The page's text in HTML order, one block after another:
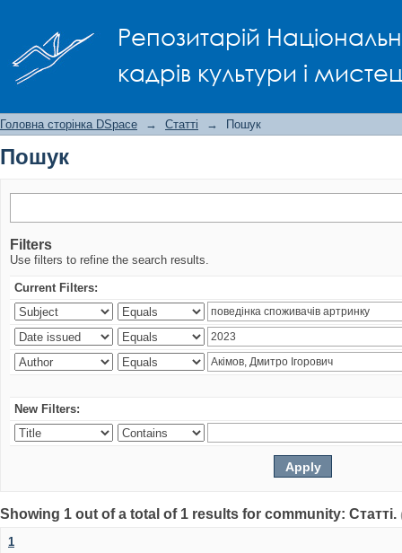
Репозитарій
кадрів культури і
Головна сторінка DSpace → Статті → Пошук
Пошук
Filters
Use filters to refine the search results.
Current Filters:
New Filters:
Showing 1 out of a total of 1 results for community: Статті.
1